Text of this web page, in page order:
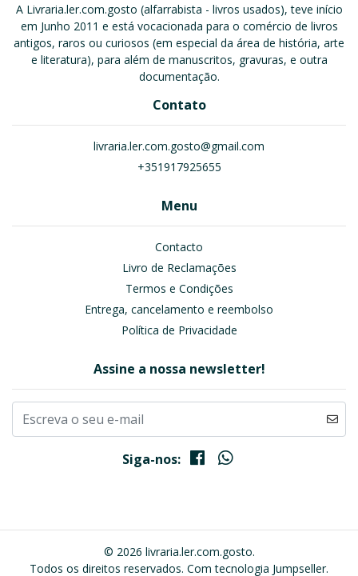
A Livraria.ler.com.gosto (alfarrabista - livros usados), teve início
em Junho 2011 e está vocacionada para o comércio de livros
antigos, raros ou curiosos (em especial da área de história, arte
e literatura), para além de manuscritos, gravuras, e outra
documentação.
Contato
livraria.ler.com.gosto@gmail.com
+351917925655
Menu
Contacto
Livro de Reclamações
Termos e Condições
Entrega, cancelamento e reembolso
Política de Privacidade
Assine a nossa newsletter!
Siga-nos:
© 2026 livraria.ler.com.gosto.
Todos os direitos reservados. Com tecnologia Jumpseller.